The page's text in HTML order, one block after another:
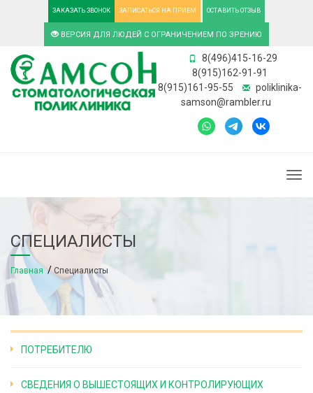
ЗАКАЗАТЬ ЗВОНОК ЗАПИСАТЬСЯ НА ПРИЕМ ОСТАВИТЬ ОТЗЫВ
ВЕРСИЯ ДЛЯ ЛЮДЕЙ С ОГРАНИЧЕНИЕМ ПО ЗРЕНИЮ
8(496)415-16-29
8(915)162-91-91
8(915)161-95-55
poliklinika-
samson@rambler.ru
СПЕЦИАЛИСТЫ
Главная Специалисты
ПОТРЕБИТЕЛЮ
СВЕДЕНИЯ О ВЫШЕСТОЯЩИХ И КОНТРОЛИРУЮЩИХ